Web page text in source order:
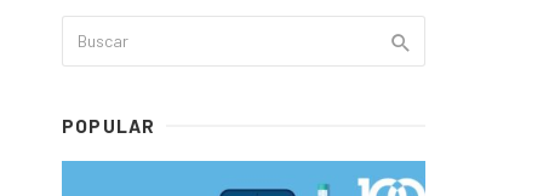
POPULAR